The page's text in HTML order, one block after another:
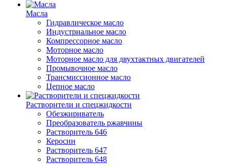
Масла
Гидравлическое масло
Индустриальное масло
Компрессорное масло
Моторное масло
Моторное масло для двухтактных двигателей
Промывочное масло
Трансмиссионное масло
Цепное масло
Растворители и спецжидкости
Обезжириватель
Преобразователь ржавчины
Растворитель 646
Керосин
Растворитель 647
Растворитель 648